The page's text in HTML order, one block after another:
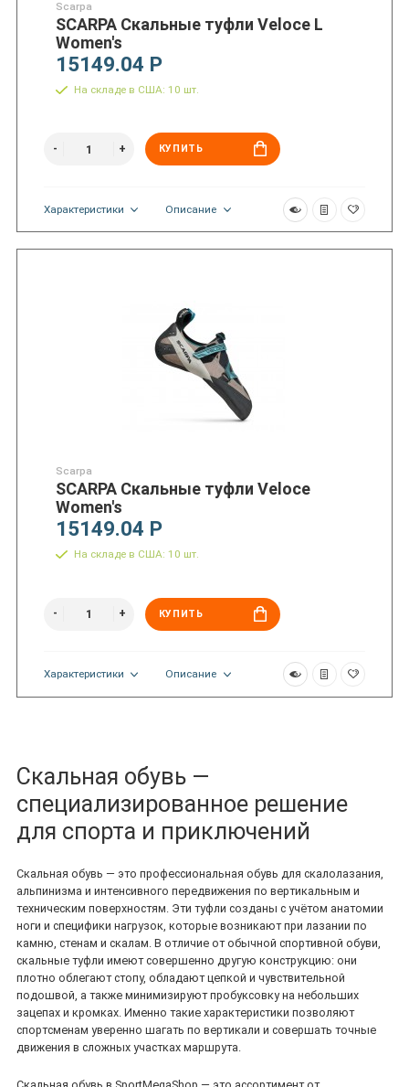
Scarpa
SCARPA Скальные туфли Veloce L
Women's
15149.04 Р
На складе в США: 10 шт.
КУПИТЬ
Характеристики Описание
Scarpa
SCARPA Скальные туфли Veloce
Women's
15149.04 Р
На складе в США: 10 шт.
КУПИТЬ
Характеристики Описание
Скальная обувь —
специализированное решение
для спорта и приключений
Скальная обувь — это профессиональная обувь для скалолазания,
альпинизма и интенсивного передвижения по вертикальным и
техническим поверхностям. Эти туфли созданы с учётом анатомии
ноги и специфики нагрузок, которые возникают при лазании по
камню, стенам и скалам. В отличие от обычной спортивной обуви,
скальные туфли имеют совершенно другую конструкцию: они
плотно облегают стопу, обладают цепкой и чувствительной
подошвой, а также минимизируют пробуксовку на небольших
зацепах и кромках. Именно такие характеристики позволяют
спортсменам уверенно шагать по вертикали и совершать точные
движения в сложных участках маршрута.